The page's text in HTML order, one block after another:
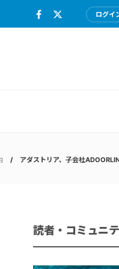
ログイ
アダストリア、子会社
読者・コミュニ